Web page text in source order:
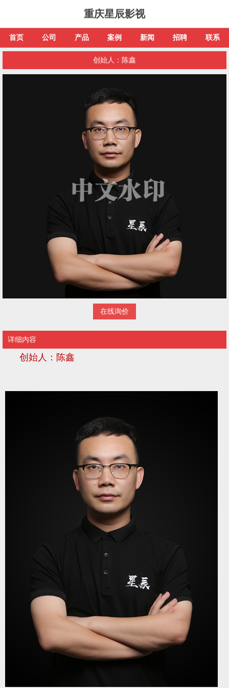
重庆星辰影视
首页 公司 产品 案例 新闻 招聘 联系
创始人：陈鑫
在线询价
详细内容
创始人 ：陈鑫